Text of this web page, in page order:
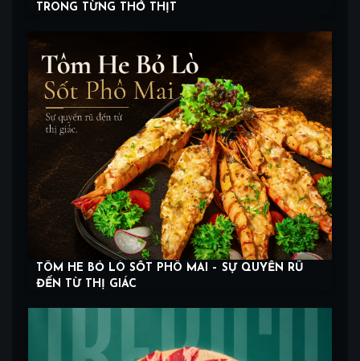
TRONG TỪNG THỚ THỊT
TÔM HE BỎ LÒ SỐT PHÔ MAI – SỰ QUYẾN RŨ
ĐẾN TỪ THỊ GIÁC